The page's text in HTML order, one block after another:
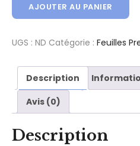
AJOUTER AU PANIER
UGS : ND Catégorie : Feuilles
Description
Avis (0)
Description